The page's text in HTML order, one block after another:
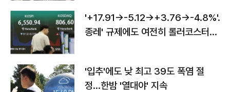
'+17.91→-5.12→+3.76→-4.8%'…'
종레' 규제에도 여전히 롤러코스터
'입추'에도 낮 최고 39도 폭염 절
정…한밤 '열대야' 지속